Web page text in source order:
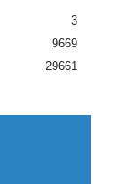
3
9669
29661